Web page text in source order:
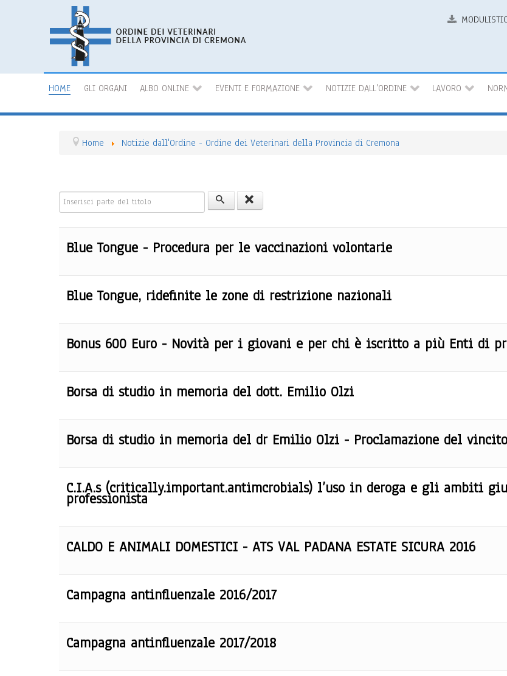
HOME GLI ORGANI ALBO ONLINE EVENTI E FORMAZIONE NOTIZIE DALL'ORDINE LAVORO
Home Notizie dall'Ordine - Ordine dei Veterinari della Provincia di Cremona
Inserisci parte del titolo
Blue Tongue - Procedura per le vaccinazioni volontarie
Blue Tongue, ridefinite le zone di restrizione nazionali
Bonus 600 Euro - Novità per i giovani e per chi è iscritto a più Enti di
Borsa di studio in memoria del dott. Emilio Olzi
Borsa di studio in memoria del dr Emilio Olzi - Proclamazione del
C.I.A.s (critically.important.antimcrobials) l’uso in deroga e gli ambiti
professionista
CALDO E ANIMALI DOMESTICI - ATS VAL PADANA ESTATE SICURA 2016
Campagna antinfluenzale 2016/2017
Campagna antinfluenzale 2017/2018